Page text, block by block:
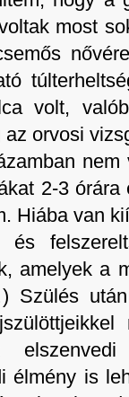
most
volt,
orvosi
2-3
Hiába van
amelyek a
Szülés
élmény is